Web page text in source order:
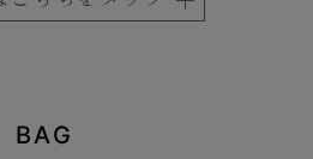
BAG